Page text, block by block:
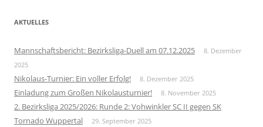
AKTUELLES
Mannschaftsbericht: Bezirksliga-Duell am 07.12.2025
8. Dezember
2025
Nikolaus-Turnier: Ein voller Erfolg! 8. Dezember 2025
Einladung zum Großen Nikolausturnier! 8. November 2025
2. Bezirksliga 2025/2026: Runde 2: Vohwinkler SC II gegen SK
Tornado Wuppertal
29. September 2025